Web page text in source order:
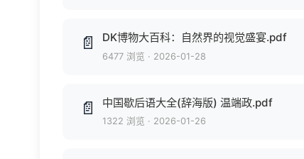
📄 DK博物大百科：自然界的视觉盛宴.pdf
6477 浏览 · 2026-01-28
📄 中国歇后语大全(辞海版) 温端政.pdf
1322 浏览 · 2026-01-26